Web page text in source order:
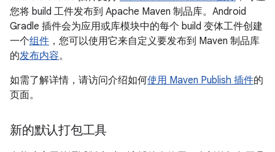
您将 build 工件发布到 Apache Maven 制品库。Android
Gradle 插件会为应用或库模块中的每个 build 变体工件创建
一个组件 ，您可以使用它来自定义要发布到 Maven 制品库
的发布内容。
如需了解详情，请访问介绍如何使用 Maven Publish 插件的
页面。
新的默认打包工具